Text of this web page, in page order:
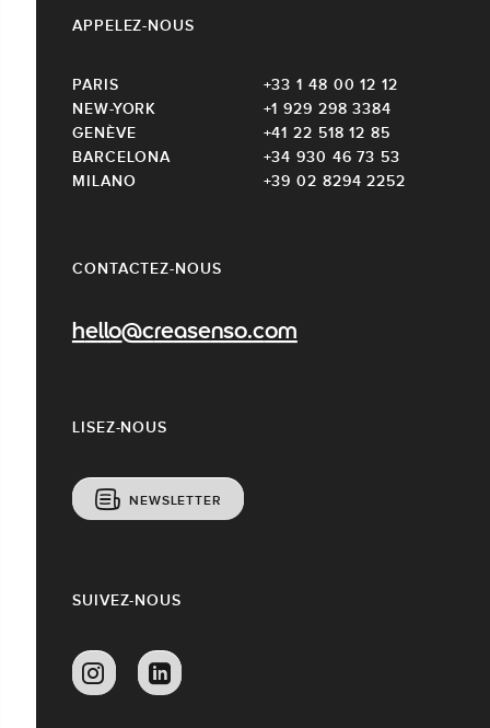
CONTACTEZ-NOUS
hello@creasenso.com
LISEZ-NOUS
NEWSLETTER
APPELEZ-NOUS
PARIS
+33 1 48 00 12 12
NEW-YORK
+1 929 298 3384
GENÈVE
+41 22 518 12 85
BARCELONA
+34 930 46 73 53
MILANO
+39 02 8294 2252
SUIVEZ-NOUS